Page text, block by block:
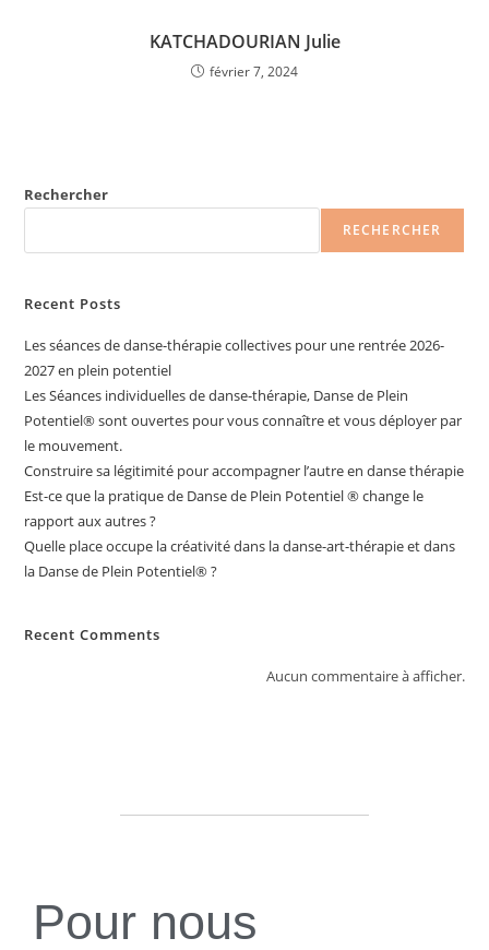
KATCHADOURIAN Julie
février 7, 2024
Rechercher
RECHERCHER
Recent Posts
Les séances de danse-thérapie collectives pour une rentrée 2026-
2027 en plein potentiel
Les Séances individuelles de danse-thérapie, Danse de Plein
Potentiel®️ sont ouvertes pour vous connaître et vous déployer par
le mouvement.
Construire sa légitimité pour accompagner l’autre en danse thérapie
Est-ce que la pratique de Danse de Plein Potentiel ® change le
rapport aux autres ?
Quelle place occupe la créativité dans la danse-art-thérapie et dans
la Danse de Plein Potentiel® ?
Recent Comments
Aucun commentaire à afficher.
Pour nous